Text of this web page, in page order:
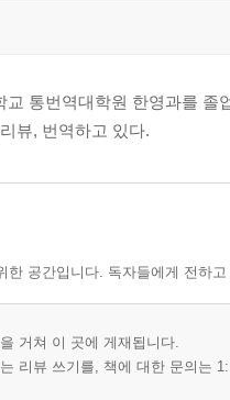
교 통번역대학원 한영과를
뷰, 번역하고 있다.
한 공간입니다. 독자들에게 전하
거쳐 이 곳에 게재됩니다.
리뷰 쓰기를, 책에 대한 문의는